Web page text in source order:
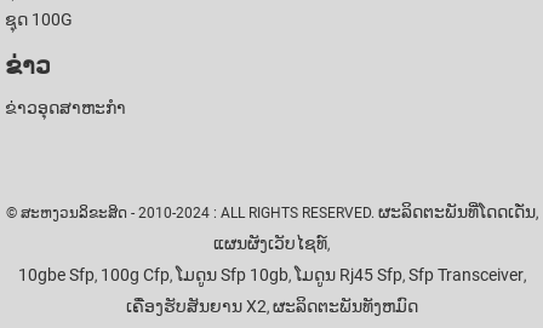
ຊຸດ 100G
ຂ່າວ
ຂ່າວອຸດສາຫະກໍາ
© ສະຫງວນລິຂະສິດ - 2010-2024 : ALL RIGHTS RESERVED. ຜະລິດຕະພັນທີ່ໂດດເດັ່ນ,
ແຜນຜັງເວັບໄຊທ໌,
10gbe Sfp, 100g Cfp, ໂມດູນ Sfp 10gb, ໂມດູນ Rj45 Sfp, Sfp Transceiver,
ເຄື່ອງຮັບສັນຍານ X2, ຜະລິດຕະພັນທັງຫມົດ